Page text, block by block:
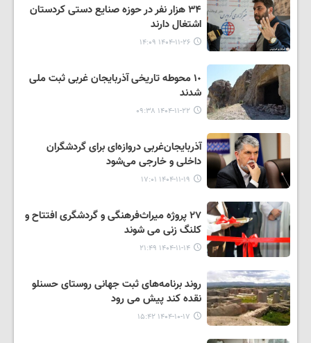
۳۴ هزار نفر در حوزه صنایع دستی کردستان
اشتغال دارند
۱۴۰۴-۱۱-۲۶ ۱۴:۰۹
١٠ محوطه تاریخی آذربایجان غربی ثبت ملی
شدند
۱۴۰۴-۱۱-۲۲ ۰۹:۳۸
آذربایجان‌غربی دروازه‌ای برای گردشگران
داخلی و خارجی می‌شود
۱۴۰۴-۱۱-۱۹ ۱۷:۰۱
۲۷ پروژه میراث‌فرهنگی و گردشگری افتتاح و
کلنگ زنی می شوند
۱۴۰۴-۱۱-۱۴ ۲۱:۴۹
روند برنامه‌های ثبت جهانی روستای حسنلو
نقده کند پیش می رود
۱۴۰۴-۱۰-۱۷ ۱۵:۴۲